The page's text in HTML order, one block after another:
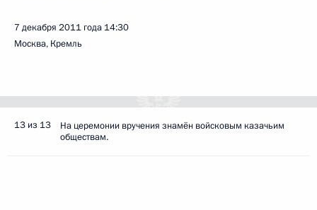
7 декабря 2011 года 14:30
Москва, Кремль
13 из 13
На церемонии вручения знамён войсковым казачьим
обществам.